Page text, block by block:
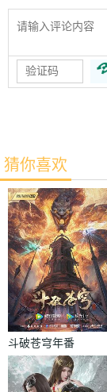
猜你喜欢
斗破苍穹年番